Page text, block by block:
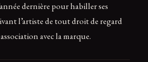
dernière pour habiller ses
l’artiste de tout droit de regard
avec la marque.